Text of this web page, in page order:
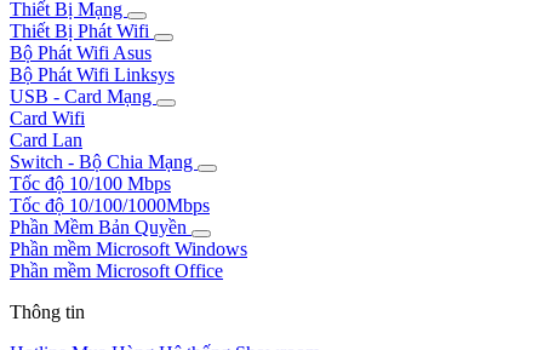
Thiết Bị Mạng
Thiết Bị Phát Wifi
Bộ Phát Wifi Asus
Bộ Phát Wifi Linksys
USB - Card Mạng
Card Wifi
Card Lan
Switch - Bộ Chia Mạng
Tốc độ 10/100 Mbps
Tốc độ 10/100/1000Mbps
Phần Mềm Bản Quyền
Phần mềm Microsoft Windows
Phần mềm Microsoft Office
Thông tin